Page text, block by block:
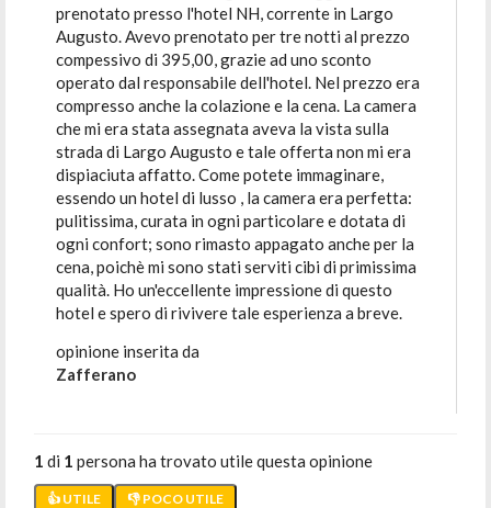
prenotato presso l'hotel NH, corrente in Largo
Augusto. Avevo prenotato per tre notti al prezzo
compessivo di 395,00, grazie ad uno sconto
operato dal responsabile dell'hotel. Nel prezzo era
compresso anche la colazione e la cena. La camera
che mi era stata assegnata aveva la vista sulla
strada di Largo Augusto e tale offerta non mi era
dispiaciuta affatto. Come potete immaginare,
essendo un hotel di lusso , la camera era perfetta:
pulitissima, curata in ogni particolare e dotata di
ogni confort; sono rimasto appagato anche per la
cena, poichè mi sono stati serviti cibi di primissima
qualità. Ho un'eccellente impressione di questo
hotel e spero di rivivere tale esperienza a breve.
opinione inserita da
Zafferano
1 di 1 persona ha trovato utile questa opinione
👍 UTILE 👎 POCO UTILE